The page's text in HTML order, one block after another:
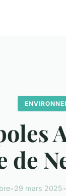
de
•29 mars 2025•